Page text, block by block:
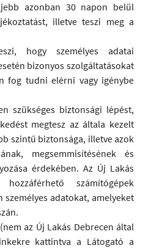
azonban 30 napon belül
illetve teszi meg a
hogy személyes adatai
bizonyos szolgáltatásokat
fog tudni elérni vagy igénybe
szükséges biztonsági lépést,
megtesz az általa kezelt
szintű biztonsága, illetve azok
megsemmisítésének és
érdekében. Az Új Lakás
számítógépek
adatokat, amelyeket
az Új Lakás Debrecen által
kattintva a Látogató a